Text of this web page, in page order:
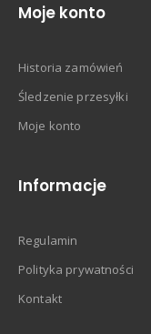
Moje konto
Historia zamówień
Śledzenie przesyłki
Moje konto
Informacje
Regulamin
Polityka prywatności
Kontakt